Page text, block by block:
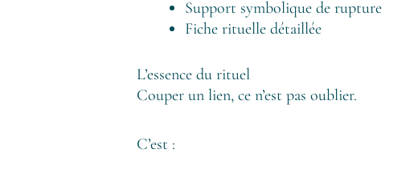
Support symbolique de rupture
Fiche rituelle détaillée
L’essence du rituel
Couper un lien, ce n’est pas oublier.
C’est :